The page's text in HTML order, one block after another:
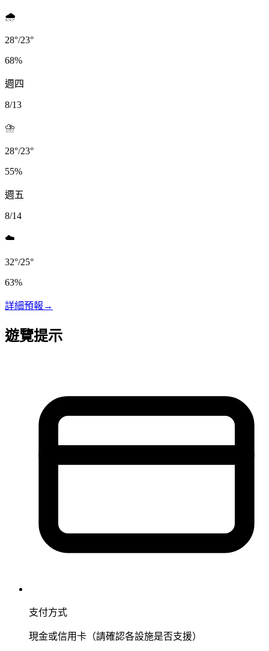
🌧️
28°/23°
68%
週四
8/13
⛈️
28°/23°
55%
週五
8/14
☁️
32°/25°
63%
詳細預報 →
遊覽提示
支付方式
現金或信用卡（請確認各設施是否支援）